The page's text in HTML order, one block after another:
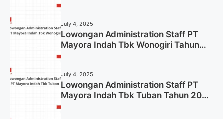
July 4, 2025
Lowongan Administration Staff PT
Mayora Indah Tbk Wonogiri Tahun
July 4, 2025
Lowongan Administration Staff PT
Mayora Indah Tbk Tuban Tahun 2025